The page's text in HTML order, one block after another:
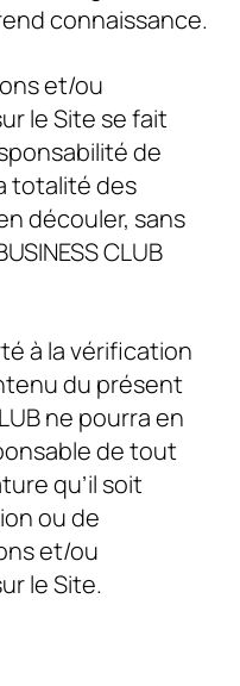
connaissance.
et/ou
le Site se fait
de
totalité des
découler, sans
CLUB
à la vérification
du présent
ne pourra en
de tout
qu’il soit
ou de
et/ou
le Site.